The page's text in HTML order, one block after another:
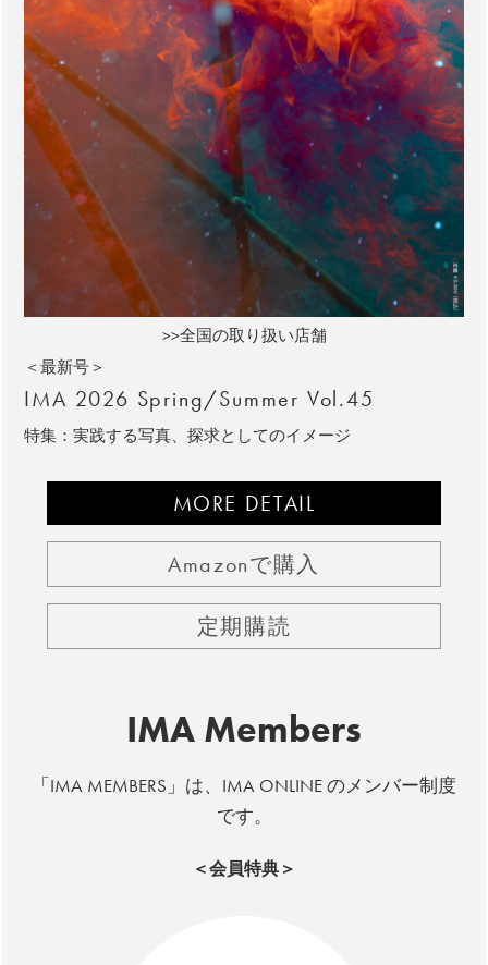
>>全国の取り扱い店舗
＜最新号＞
IMA 2026 Spring/Summer Vol.45
特集：実践する写真、探求としてのイメージ
MORE DETAIL
Amazonで購入
定期購読
IMA Members
「IMA MEMBERS」は、IMA ONLINE のメンバー制度
です。
＜会員特典＞